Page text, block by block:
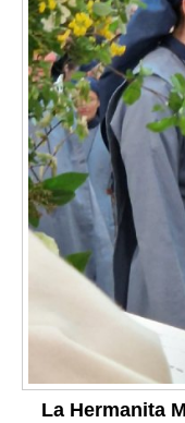
La Hermanita